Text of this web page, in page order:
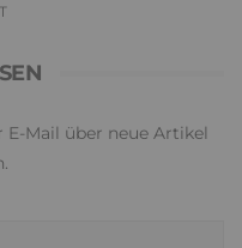
Mail über neue Artikel